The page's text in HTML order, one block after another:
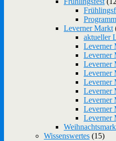
Leverner Markt
aktueller
Leverner
Leverner
Leverner
Leverner
Leverner
Leverner
Leverner
Leverner
Leverner
Wissenswertes (15)